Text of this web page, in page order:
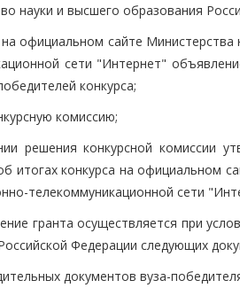
науки и высшего образования
официальном сайте
сети "Интернет"
конкурса;
комиссию;
решения конкурсной комиссии
итогах конкурса на официальном
телекоммуникационной сети
гранта осуществляется при
Федерации следующих
документов вуза-